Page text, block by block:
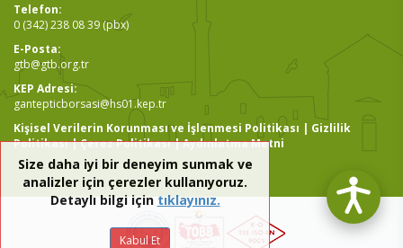
Telefon:
0 (342) 238 08 39 (pbx)
E-Posta:
gtb@gtb.org.tr
KEP Adresi:
gantepticborsasi@hs01.kep.tr
Kişisel Verilerin Korunması ve İşlenmesi Politikası | Gizlilik
Politikası|Çerez Politikası|Aydınlatma Metni
Size daha iyi bir deneyim sunmak ve
analizler için çerezler kullanıyoruz.
Detaylı bilgi içintıklayınız.
Kabul Et